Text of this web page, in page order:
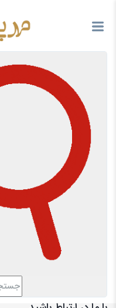
مراقبت دهان ودندان
تماس با فروشگاه مهرپخش
03536238667
از محصولات جدید و